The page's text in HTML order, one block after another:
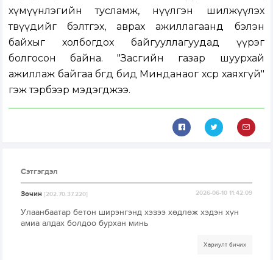
хүмүүнлэгийн тусламж, нүүлгэн шилжүүлэх
төвүүдийг бэлтгэх, аврах ажиллагаанд бэлэн
байхыг холбогдох байгууллагуудад үүрэг
болгосон байна. "Засгийн газар шуурхай
ажиллаж байгаа бөгөөд бид Минданаог хөсөр хаяхгүй"
гэж тэрбээр мэдэгджээ.
Сэтгэгдэл
Зочин[202.70.37.220] 2026-06-10 11:42:09
Улаанбаатар бетон ширэнгэнд хэзээ хөдлөж хэдэн хүн
амиа алдах болдоо бурхан минь
Хариулт бичих